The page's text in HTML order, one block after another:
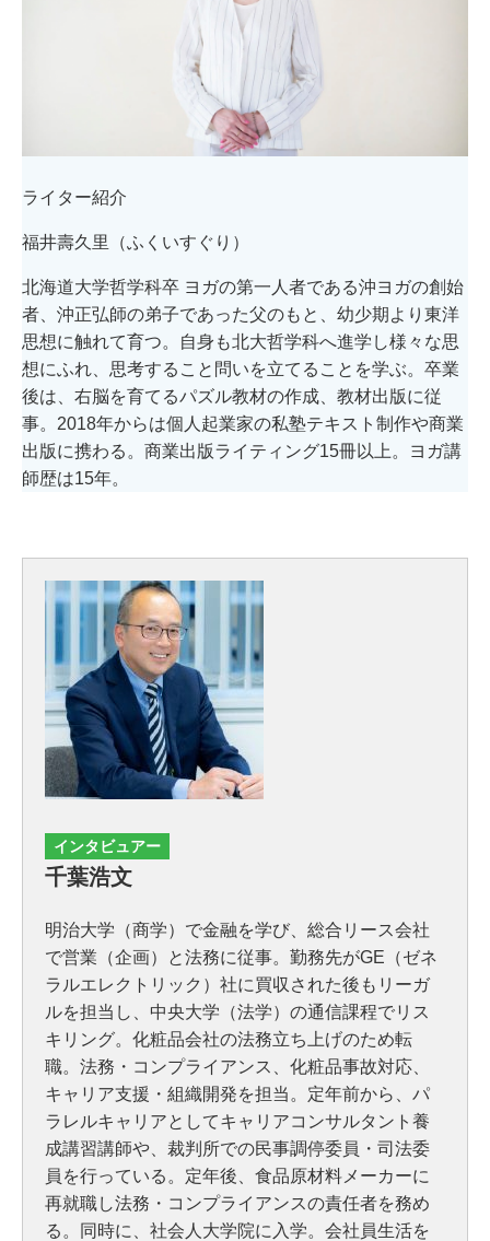
ライター紹介
福井壽久里（ふくいすぐり）
北海道大学哲学科卒 ヨガの第一人者である沖ヨガの創始
者、沖正弘師の弟子であった父のもと、幼少期より東洋
思想に触れて育つ。自身も北大哲学科へ進学し様々な思
想にふれ、思考すること問いを立てることを学ぶ。卒業
後は、右脳を育てるパズル教材の作成、教材出版に従
事。2018年からは個人起業家の私塾テキスト制作や商業
出版に携わる。商業出版ライティング15冊以上。ヨガ講
師歴は15年。
インタビュアー
千葉浩文
明治大学（商学）で金融を学び、総合リース会社
で営業（企画）と法務に従事。勤務先がGE（ゼネ
ラルエレクトリック）社に買収された後もリーガ
ルを担当し、中央大学（法学）の通信課程でリス
キリング。化粧品会社の法務立ち上げのため転
職。法務・コンプライアンス、化粧品事故対応、
キャリア支援・組織開発を担当。定年前から、パ
ラレルキャリアとしてキャリアコンサルタント養
成講習講師や、裁判所での民事調停委員・司法委
員を行っている。定年後、食品原材料メーカーに
再就職し法務・コンプライアンスの責任者を務め
る。同時に、社会人大学院に入学。会社員生活を